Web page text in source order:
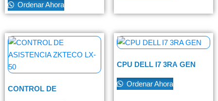
Ordenar Ahora
CONTROL DE
CPU DELL I7 3RA GEN
Ordenar Ahora